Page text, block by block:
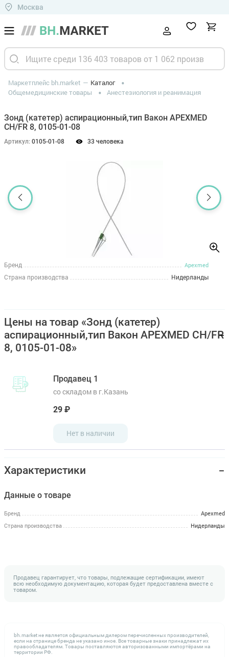
Москва
Маркетплейс bh.market
Каталог
Общемедицинские товары
Анестезиология и реанимация
Зонд (катетер) аспирационный,тип Вакон APEXMED
CH/FR 8, 0105-01-08
Артикул: 0105-01-08 33 человека
Бренд Apexmed
Страна производства Нидерланды
Цены на товар «Зонд (катетер)
аспирационный,тип Вакон APEXMED CH/FR
8, 0105-01-08»
Продавец 1
со складом в г.Казань
29 ₽
Нет в наличии
Характеристики
Данные о товаре
Бренд
Apexmed
Страна производства
Нидерланды
Продавец гарантирует, что товары, подлежащие сертификации, имеют
всю необходимую документацию, которая будет предоставлена вместе с
товаром.
bh.market не является официальным дилером перечисленных производителей,
если на странице бренда не указано иное. Все товарные знаки принадлежат их
правообладателям. Товары поставляются авторизованными импортёрами на
территории РФ.